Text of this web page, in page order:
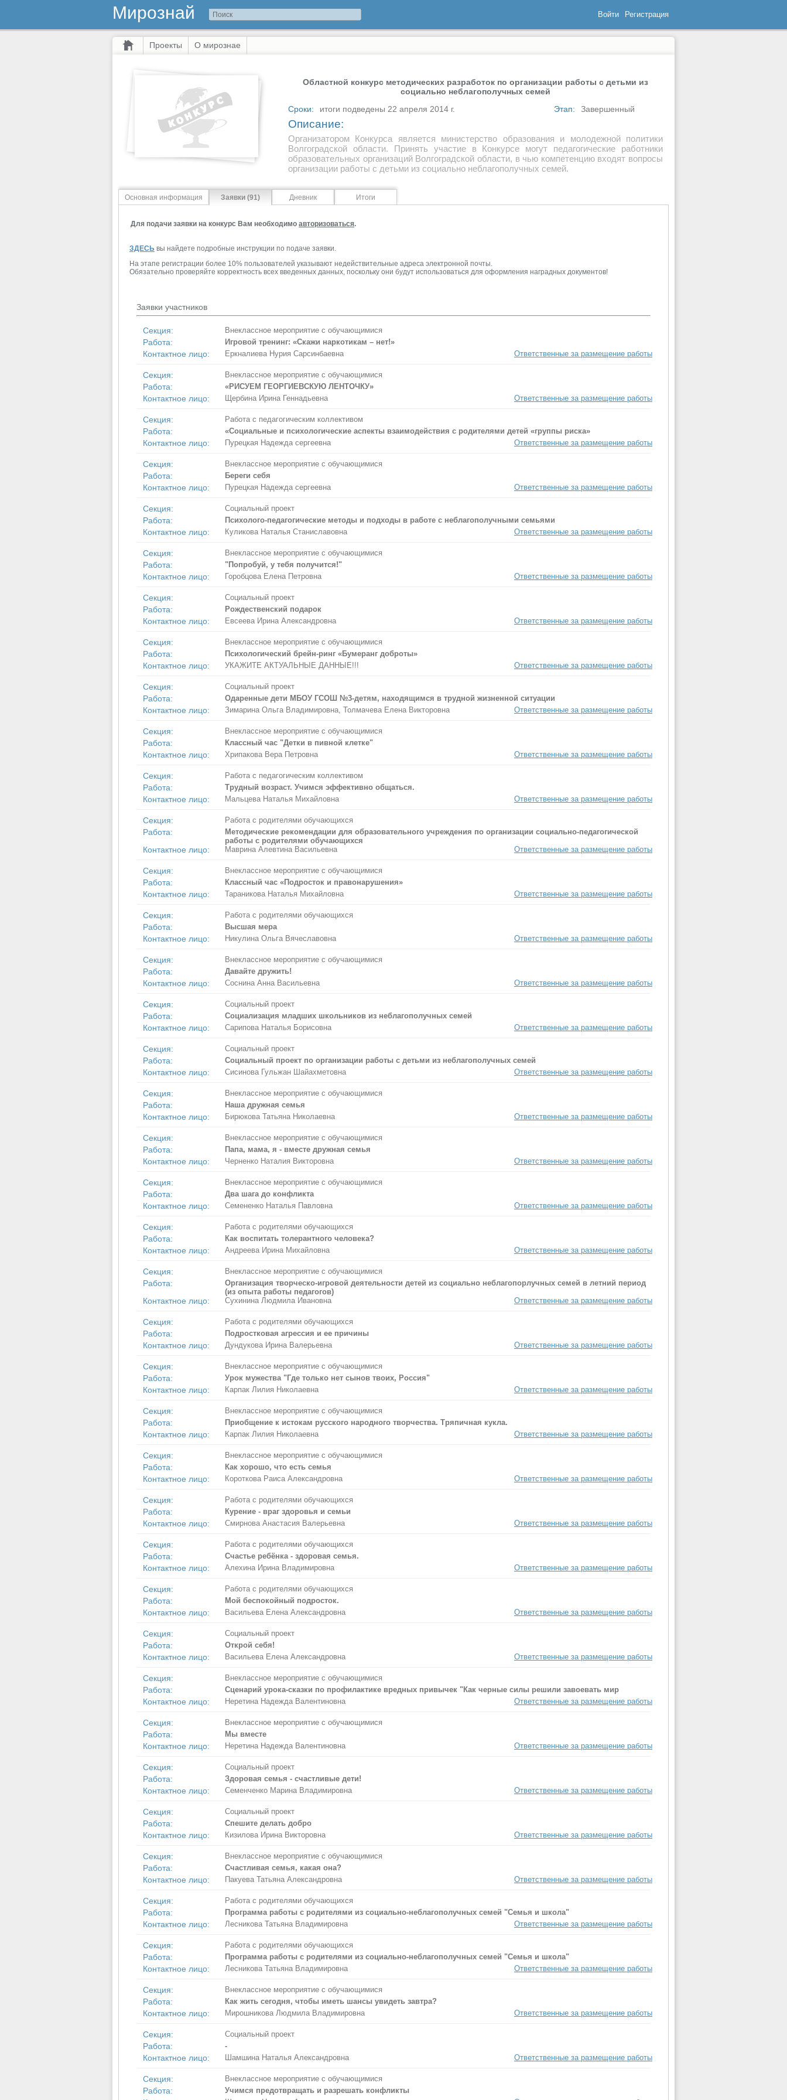
Мирознай Войти Регистрация
Проекты О мирознае
Областной конкурс методических разработок по организации работы с детьми из
социально неблагополучных семей
Сроки:
итоги подведены 22 апреля 2014 г. Этап: Завершенный
Описание:
Организатором Конкурса является министерство образования и молодежной политики
Волгоградской области. Принять участие в Конкурсе могут педагогические работники
образовательных организаций Волгоградской области, в чью компетенцию входят вопросы
организации работы с детьми из социально неблагополучных семей.
Основная информация Заявки (91) Дневник Итоги
Для подачи заявки на конкурс Вам необходимо авторизоваться.
ЗДЕСЬ вы найдете подробные инструкции по подаче заявки.
На этапе регистрации более 10% пользователей указывают недействительные адреса электронной почты.
Обязательно проверяйте корректность всех введенных данных, поскольку они будут использоваться для оформления наградных документов!
Заявки участников
Секция: Внеклассное мероприятие с обучающимися
Работа: Игровой тренинг: «Скажи наркотикам – нет!»
Контактное лицо: Еркналиева Нурия Сарсинбаевна Ответственные за размещение работы
Секция: Внеклассное мероприятие с обучающимися
Работа: «РИСУЕМ ГЕОРГИЕВСКУЮ ЛЕНТОЧКУ»
Контактное лицо: Щербина Ирина Геннадьевна Ответственные за размещение работы
Секция: Работа с педагогическим коллективом
Работа: «Социальные и психологические аспекты взаимодействия с родителями детей «группы риска»
Контактное лицо: Пурецкая Надежда сергеевна Ответственные за размещение работы
Секция: Внеклассное мероприятие с обучающимися
Работа: Береги себя
Контактное лицо: Пурецкая Надежда сергеевна Ответственные за размещение работы
Секция: Социальный проект
Работа: Психолого-педагогические методы и подходы в работе с неблагополучными семьями
Контактное лицо: Куликова Наталья Станиславовна Ответственные за размещение работы
Секция: Внеклассное мероприятие с обучающимися
Работа: "Попробуй, у тебя получится!"
Контактное лицо: Горобцова Елена Петровна Ответственные за размещение работы
Секция: Социальный проект
Работа: Рождественский подарок
Контактное лицо: Евсеева Ирина Александровна Ответственные за размещение работы
Секция: Внеклассное мероприятие с обучающимися
Работа: Психологический брейн-ринг «Бумеранг доброты»
Контактное лицо: УКАЖИТЕ АКТУАЛЬНЫЕ ДАННЫЕ!!! Ответственные за размещение работы
Секция: Социальный проект
Работа: Одаренные дети МБОУ ГСОШ №3-детям, находящимся в трудной жизненной ситуации
Контактное лицо: Зимарина Ольга Владимировна, Толмачева Елена Викторовна Ответственные за размещение работы
Секция: Внеклассное мероприятие с обучающимися
Работа: Классный час "Детки в пивной клетке"
Контактное лицо: Хрипакова Вера Петровна Ответственные за размещение работы
Секция: Работа с педагогическим коллективом
Работа: Трудный возраст. Учимся эффективно общаться.
Контактное лицо: Мальцева Наталья Михайловна Ответственные за размещение работы
Секция: Работа с родителями обучающихся
Работа:
Методические рекомендации для образовательного учреждения по организации социально-педагогической
работы с родителями обучающихся
Контактное лицо: Маврина Алевтина Васильевна Ответственные за размещение работы
Секция: Внеклассное мероприятие с обучающимися
Работа: Классный час «Подросток и правонарушения»
Контактное лицо: Тараникова Наталья Михайловна Ответственные за размещение работы
Секция: Работа с родителями обучающихся
Работа: Высшая мера
Контактное лицо: Никулина Ольга Вячеславовна Ответственные за размещение работы
Секция: Внеклассное мероприятие с обучающимися
Работа: Давайте дружить!
Контактное лицо: Соснина Анна Васильевна Ответственные за размещение работы
Секция: Социальный проект
Работа: Социализация младших школьников из неблагополучных семей
Контактное лицо: Сарипова Наталья Борисовна Ответственные за размещение работы
Секция: Социальный проект
Работа: Социальный проект по организации работы с детьми из неблагополучных семей
Контактное лицо: Сисинова Гульжан Шайахметовна Ответственные за размещение работы
Секция: Внеклассное мероприятие с обучающимися
Работа: Наша дружная семья
Контактное лицо: Бирюкова Татьяна Николаевна Ответственные за размещение работы
Секция: Внеклассное мероприятие с обучающимися
Работа: Папа, мама, я - вместе дружная семья
Контактное лицо: Черненко Наталия Викторовна Ответственные за размещение работы
Секция: Внеклассное мероприятие с обучающимися
Работа: Два шага до конфликта
Контактное лицо: Семененко Наталья Павловна Ответственные за размещение работы
Секция: Работа с родителями обучающихся
Работа: Как воспитать толерантного человека?
Контактное лицо: Андреева Ирина Михайловна Ответственные за размещение работы
Секция: Внеклассное мероприятие с обучающимися
Работа:
Организация творческо-игровой деятельности детей из социально неблагопорлучных семей в летний период
(из опыта работы педагогов)
Контактное лицо: Сухинина Людмила Ивановна Ответственные за размещение работы
Секция: Работа с родителями обучающихся
Работа: Подростковая агрессия и ее причины
Контактное лицо: Дундукова Ирина Валерьевна Ответственные за размещение работы
Секция: Внеклассное мероприятие с обучающимися
Работа: Урок мужества "Где только нет сынов твоих, Россия"
Контактное лицо: Карпак Лилия Николаевна Ответственные за размещение работы
Секция: Внеклассное мероприятие с обучающимися
Работа: Приобщение к истокам русского народного творчества. Тряпичная кукла.
Контактное лицо: Карпак Лилия Николаевна Ответственные за размещение работы
Секция: Внеклассное мероприятие с обучающимися
Работа: Как хорошо, что есть семья
Контактное лицо: Короткова Раиса Александровна Ответственные за размещение работы
Секция: Работа с родителями обучающихся
Работа: Курение - враг здоровья и семьи
Контактное лицо: Смирнова Анастасия Валерьевна Ответственные за размещение работы
Секция: Работа с родителями обучающихся
Работа: Счастье ребёнка - здоровая семья.
Контактное лицо: Алехина Ирина Владимировна Ответственные за размещение работы
Секция: Работа с родителями обучающихся
Работа: Мой беспокойный подросток.
Контактное лицо: Васильева Елена Александровна Ответственные за размещение работы
Секция: Социальный проект
Работа: Открой себя!
Контактное лицо: Васильева Елена Александровна Ответственные за размещение работы
Секция: Внеклассное мероприятие с обучающимися
Работа: Сценарий урока-сказки по профилактике вредных привычек "Как черные силы решили завоевать мир
Контактное лицо: Неретина Надежда Валентиновна Ответственные за размещение работы
Секция: Внеклассное мероприятие с обучающимися
Работа: Мы вместе
Контактное лицо: Неретина Надежда Валентиновна Ответственные за размещение работы
Секция: Социальный проект
Работа: Здоровая семья - счастливые дети!
Контактное лицо: Семенченко Марина Владимировна Ответственные за размещение работы
Секция: Социальный проект
Работа: Спешите делать добро
Контактное лицо: Кизилова Ирина Викторовна Ответственные за размещение работы
Секция: Внеклассное мероприятие с обучающимися
Работа: Счастливая семья, какая она?
Контактное лицо: Пакуева Татьяна Александровна Ответственные за размещение работы
Секция: Работа с родителями обучающихся
Работа: Программа работы с родителями из социально-неблагополучных семей "Семья и школа"
Контактное лицо: Лесникова Татьяна Владимировна Ответственные за размещение работы
Секция: Работа с родителями обучающихся
Работа: Программа работы с родителями из социально-неблагополучных семей "Семья и школа"
Контактное лицо: Лесникова Татьяна Владимировна Ответственные за размещение работы
Секция: Внеклассное мероприятие с обучающимися
Работа: Как жить сегодня, чтобы иметь шансы увидеть завтра?
Контактное лицо: Мирошникова Людмила Владимировна Ответственные за размещение работы
Секция: Социальный проект
Работа: -
Контактное лицо: Шамшина Наталья Александровна Ответственные за размещение работы
Секция: Внеклассное мероприятие с обучающимися
Работа: Учимся предотвращать и разрешать конфликты